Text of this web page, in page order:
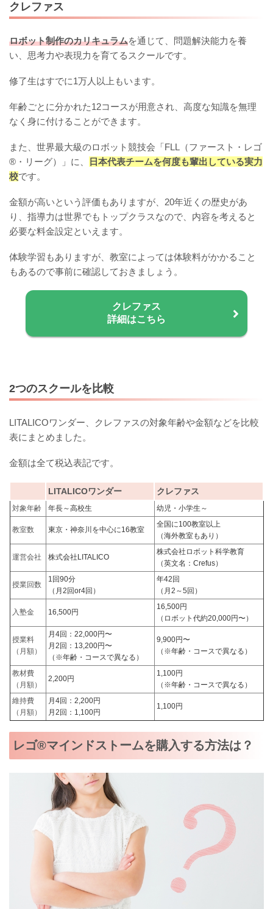
クレファス
ロボット制作のカリキュラムを通じて、問題解決能力を養
い、思考力や表現力を育てるスクールです。
修了生はすでに1万人以上もいます。
年齢ごとに分かれた12コースが用意され、高度な知識を無理
なく身に付けることができます。
また、世界最大級のロボット競技会「FLL（ファースト・レゴ
®・リーグ）」に、
日本代表チームを何度も輩出している実力
校です。
金額が高いという評価もありますが、20年近くの歴史があ
り、指導力は世界でもトップクラスなので、内容を考えると
必要な料金設定といえます。
体験学習もありますが、教室によっては体験料がかかること
もあるので事前に確認しておきましょう。
クレファス
詳細はこちら
2つのスクールを比較
LITALICOワンダー、クレファスの対象年齢や金額などを比較
表にまとめました。
金額は全て税込表記です。
LITALICOワンダー クレファス
対象年齢 年長～高校生 幼児・小学生～
教室数 東京・神奈川を中心に16教室
全国に100教室以上
（海外教室もあり）
運営会社 株式会社LITALICO
株式会社ロボット科学教育
（英文名：Crefus）
授業回数
1回90分
（月2回or4回）
年42回
（月2～5回）
入塾金 16,500円
16,500円
（ロボット代約20,000円〜）
授業料
（月額）
月4回：22,000円〜
月2回：13,200円〜
（※年齢・コースで異なる）
9,900円〜
（※年齢・コースで異なる）
教材費
（月額）
2,200円
1,100円
（※年齢・コースで異なる）
維持費
（月額）
月4回：2,200円
月2回：1,100円
1,100円
レゴ®マインドストームを購入する方法は？